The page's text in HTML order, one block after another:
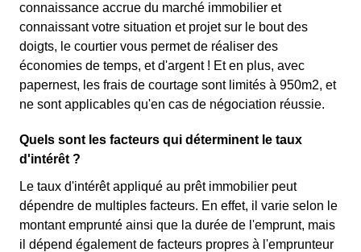
connaissance accrue du marché immobilier et
connaissant votre situation et projet sur le bout des
doigts, le courtier vous permet de réaliser des
économies de temps, et d'argent ! Et en plus, avec
papernest, les frais de courtage sont limités à 950m2, et
ne sont applicables qu'en cas de négociation réussie.
Quels sont les facteurs qui déterminent le taux
d'intérêt ?
Le taux d'intérêt appliqué au prêt immobilier peut
dépendre de multiples facteurs. En effet, il varie selon le
montant emprunté ainsi que la durée de l'emprunt, mais
il dépend également de facteurs propres à l'emprunteur